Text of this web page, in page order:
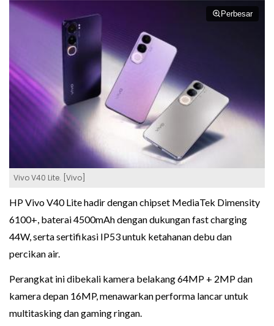
Perbesar
Vivo V40 Lite. [Vivo]
HP Vivo V40 Lite hadir dengan chipset MediaTek Dimensity
6100+, baterai 4500mAh dengan dukungan fast charging
44W, serta sertifikasi IP53 untuk ketahanan debu dan
percikan air.
Perangkat ini dibekali kamera belakang 64MP + 2MP dan
kamera depan 16MP, menawarkan performa lancar untuk
multitasking dan gaming ringan.